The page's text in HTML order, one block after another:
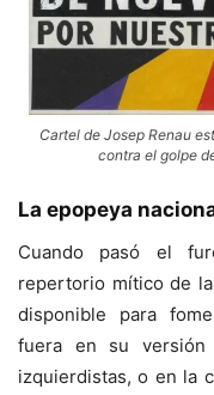
Cartel de Josep Renau
contra el golpe
La epopeya
Cuando pasó el
repertorio mítico de
disponible para
fuera en su versión
izquierdistas, o en la